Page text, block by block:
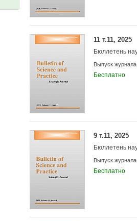
11 т.11, 2025
Бюллетень
Выпуск журнала
Бесплатно
9 т.11, 2025
Бюллетень
Выпуск журнала
Бесплатно